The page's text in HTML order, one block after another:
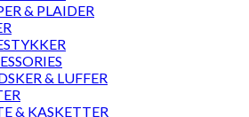
& PLAIDER
& LUFFER
& KASKETTER